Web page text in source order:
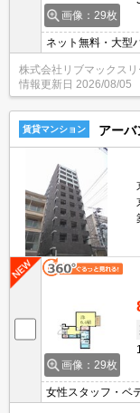
画像：29枚
ネット無料・大型
株式会社リブマックス
情報更新日 2026/08/05
賃貸マンション アー
画像：29枚
女性スタッフ・ベ